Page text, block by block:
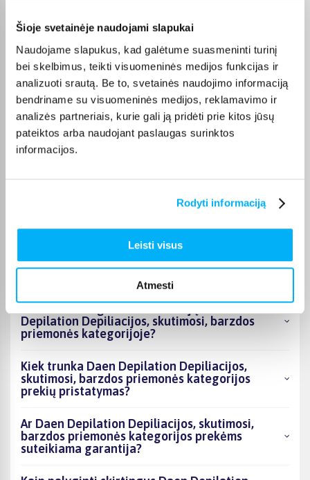
Šioje svetainėje naudojami slapukai
Naudojame slapukus, kad galėtume suasmeninti turinį
bei skelbimus, teikti visuomeninės medijos funkcijas ir
analizuoti srautą. Be to, svetainės naudojimo informaciją
bendriname su visuomeninės medijos, reklamavimo ir
analizės partneriais, kurie gali ją pridėti prie kitos jūsų
pateiktos arba naudojant paslaugas surinktos
informacijos.
Rodyti informaciją
Leisti visus
Atmesti
susiaurinti asortimentą ir greičiau rasti tinkamą prekę.
priemonės“ pasiūlymus BIGBOX.LT, palyginkite prekes ir pirkite
internetu patogiai. Pasirinktą prekę pristatysime per jos
aprašyme nurodytą terminą.
DUK
barzdos priemonės kategorijoje esantys
Kiek prekių yra Daen Depilation Depiliacijos,
skutimosi, barzdos priemonės kategorijos
Depilation Depiliacijos, skutimosi, barzdos
priemonės kategorijoje?
Kiek trunka Daen Depilation Depiliacijos,
skutimosi, barzdos priemonės kategorijos
prekių pristatymas?
Ar Daen Depilation Depiliacijos, skutimosi,
barzdos priemonės kategorijos prekėms
suteikiama garantija?